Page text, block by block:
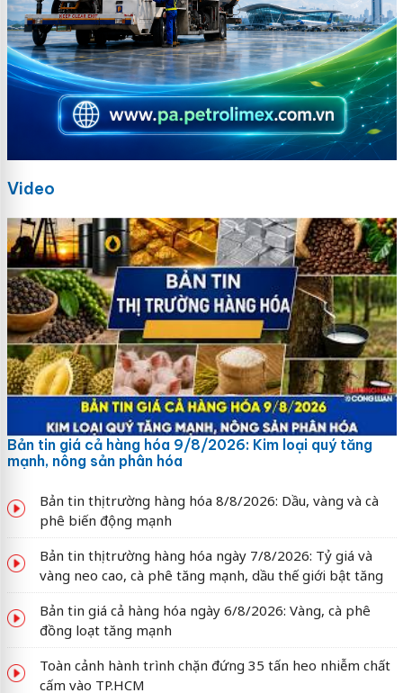
Video
Bản tin giá cả hàng hóa 9/8/2026: Kim loại quý tăng
mạnh, nông sản phân hóa
Bản tin thị trường hàng hóa 8/8/2026: Dầu, vàng và cà
phê biến động mạnh
Bản tin thị trường hàng hóa ngày 7/8/2026: Tỷ giá và
vàng neo cao, cà phê tăng mạnh, dầu thế giới bật tăng
Bản tin giá cả hàng hóa ngày 6/8/2026: Vàng, cà phê
đồng loạt tăng mạnh
Toàn cảnh hành trình chặn đứng 35 tấn heo nhiễm chất
cấm vào TP.HCM